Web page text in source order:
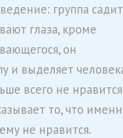
группа
глаза, кроме
он
и выделяет
всего не нравится.
то, что
не нравится.